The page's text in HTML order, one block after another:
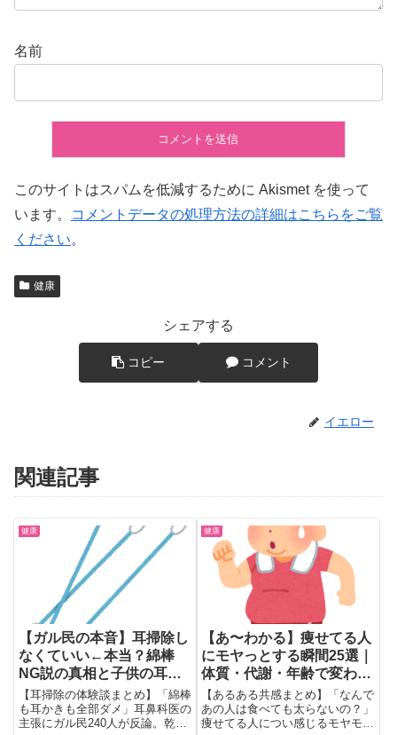
名前
このサイトはスパムを低減するために Akismet を使って
います。
コメントデータの処理方法の詳細はこちらをご覧
ください。
健康
シェアする
コピー コメント
イエロー
関連記事
健康
【ガル民の本音】耳掃除し
なくていい←本当？綿棒
NG説の真相と子供の耳垢
リスク
【耳掃除の体験談まとめ】「綿棒
も耳かきも全部ダメ」耳鼻科医の
主張にガル民240人が反論。乾
健康
【あ〜わかる】痩せてる人
にモヤっとする瞬間25選｜
体質・代謝・年齢で変わる
リアルな本音
【あるある共感まとめ】「なんで
あの人は食べても太らないの？」
痩せてる人につい感じるモヤモヤ